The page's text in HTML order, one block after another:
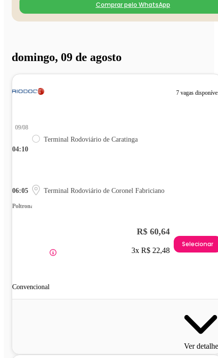
Comprar pelo WhatsApp
domingo, 09 de agosto
7 vagas
04:10
09/08
Terminal Rodoviário de Caratinga
06:05 Terminal Rodoviário de Coronel Fabriciano
Poltrona
Convencional
R$ 60,64
3x R$ 22,48
Selecionar
Ver